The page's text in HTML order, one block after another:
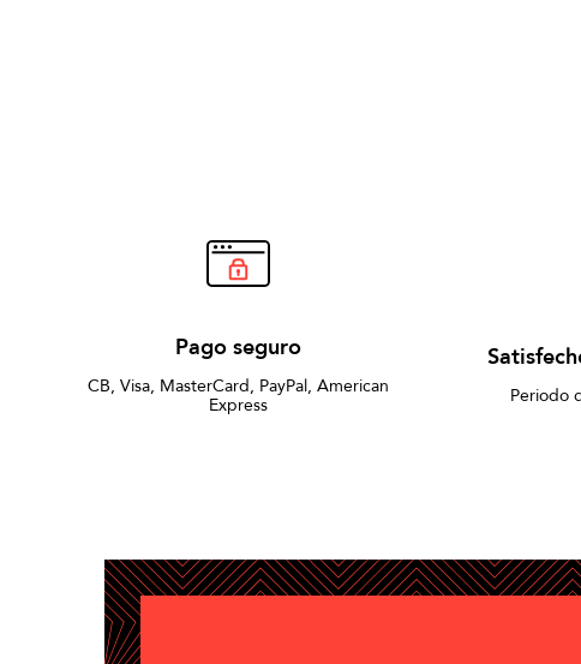
Pago seguro
CB, Visa, MasterCard, PayPal, American
Express
Periodo